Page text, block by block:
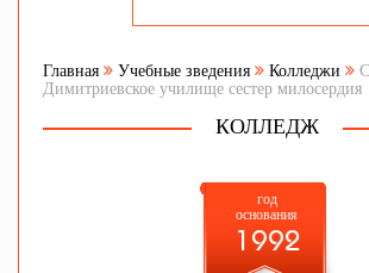
Главная Учебные зведения Колледжи
Димитриевское училище сестер милосердия
КОЛЛЕДЖ
год
основания
1992